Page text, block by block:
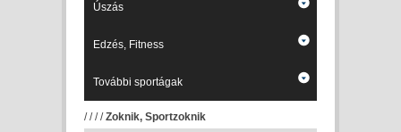
Úszás
Edzés, Fitness
További sportágak
////Zoknik, Sportzoknik